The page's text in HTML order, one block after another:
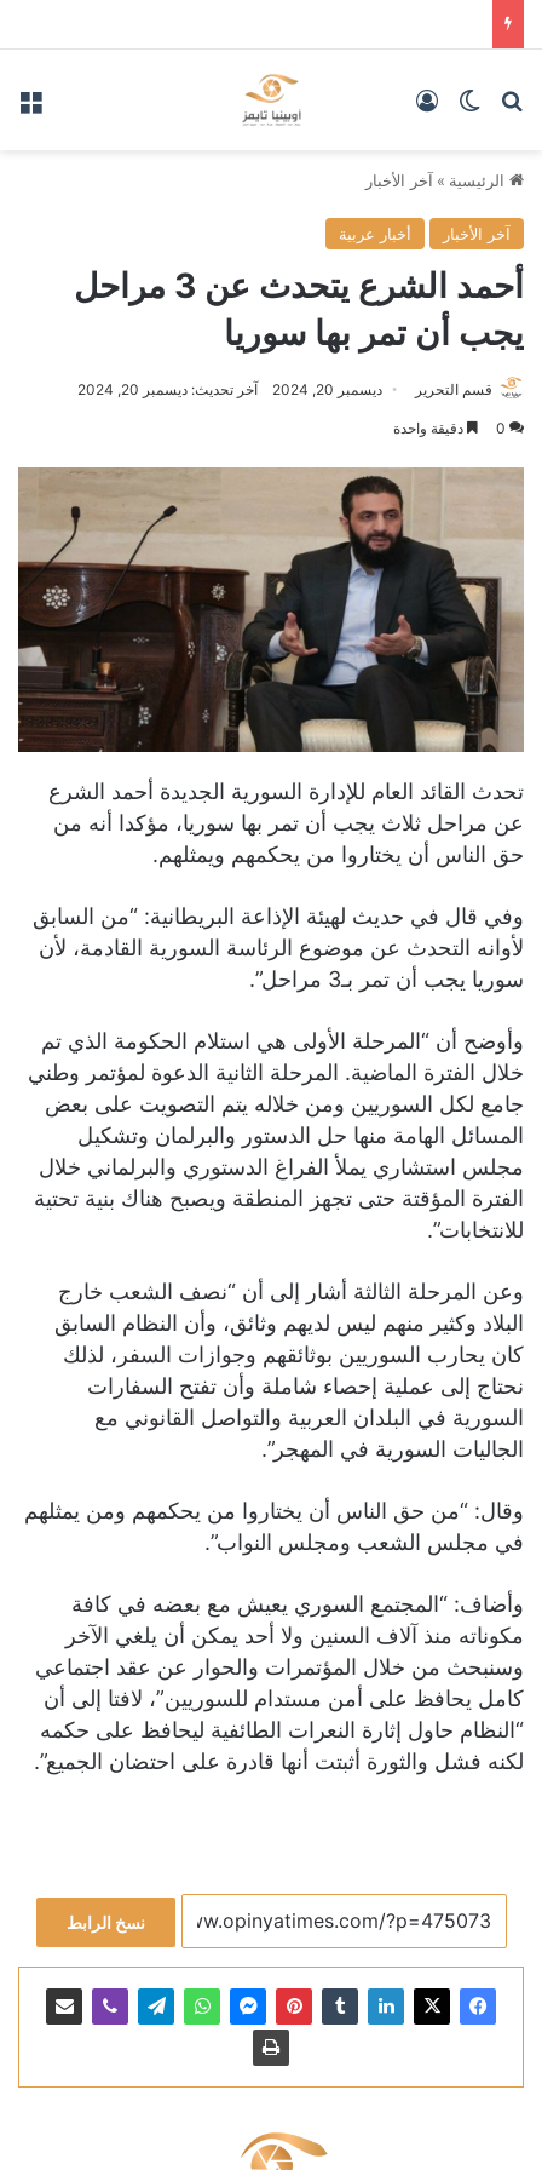
بحث عنالوضع المظلم
الرئيسية » آخر الأخبار
آخر الأخبار أخبار عربية
أحمد الشرع يتحدث عن 3 مراحل
يجب أن تمر بها سوريا
قسم التحرير ديسمبر 20, 2024 آخر تحديث: ديسمبر 20, 2024
0 دقيقة واحدة
تحدث القائد العام للإدارة السورية الجديدة أحمد الشرع
عن مراحل ثلاث يجب أن تمر بها سوريا، مؤكدا أنه من
حق الناس أن يختاروا من يحكمهم ويمثلهم.
وفي قال في حديث لهيئة الإذاعة البريطانية: “من السابق
لأوانه التحدث عن موضوع الرئاسة السورية القادمة، لأن
سوريا يجب أن تمر بـ3 مراحل”.
وأوضح أن “المرحلة الأولى هي استلام الحكومة الذي تم
خلال الفترة الماضية. المرحلة الثانية الدعوة لمؤتمر وطني
جامع لكل السوريين ومن خلاله يتم التصويت على بعض
المسائل الهامة منها حل الدستور والبرلمان وتشكيل
مجلس استشاري يملأ الفراغ الدستوري والبرلماني خلال
الفترة المؤقتة حتى تجهز المنطقة ويصبح هناك بنية تحتية
للانتخابات”.
وعن المرحلة الثالثة أشار إلى أن “نصف الشعب خارج
البلاد وكثير منهم ليس لديهم وثائق، وأن النظام السابق
كان يحارب السوريين بوثائقهم وجوازات السفر، لذلك
نحتاج إلى عملية إحصاء شاملة وأن تفتح السفارات
السورية في البلدان العربية والتواصل القانوني مع
الجاليات السورية في المهجر”.
وقال: “من حق الناس أن يختاروا من يحكمهم ومن يمثلهم
في مجلس الشعب ومجلس النواب”.
وأضاف: “المجتمع السوري يعيش مع بعضه في كافة
مكوناته منذ آلاف السنين ولا أحد يمكن أن يلغي الآخر
وسنبحث من خلال المؤتمرات والحوار عن عقد اجتماعي
كامل يحافظ على أمن مستدام للسوريين”، لافتا إلى أن
“النظام حاول إثارة النعرات الطائفية ليحافظ على حكمه
لكنه فشل والثورة أثبتت أنها قادرة على احتضان الجميع”.
نسخ الرابط